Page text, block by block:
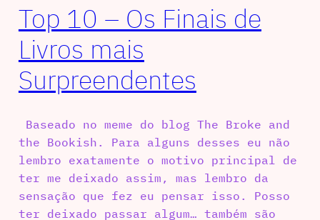
Top 10 – Os Finais de
Livros mais
Surpreendentes
Baseado no meme do blog The Broke and
the Bookish. Para alguns desses eu não
lembro exatamente o motivo principal de
ter me deixado assim, mas lembro da
sensação que fez eu pensar isso. Posso
ter deixado passar algum… também são